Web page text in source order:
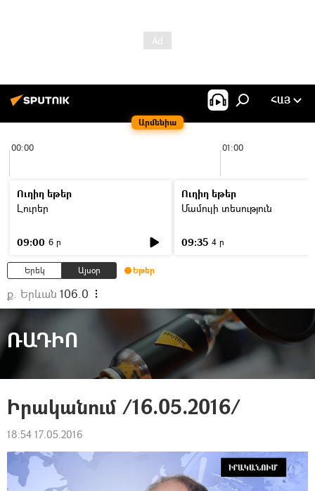
Արմենիա
ՀԱՅ
00:00 01:00
Ուղիղ եթեր
Լուրեր
09:00 6 ր
Ուղիղ եթեր
Մամուլի տեսություն
09:35 4 ր
Երեկ Այսօր Եթեր
ք. Երևան 106.0
ՌԱԴԻՈ
Իրականում /16.05.2016/
18:54 17.05.2016